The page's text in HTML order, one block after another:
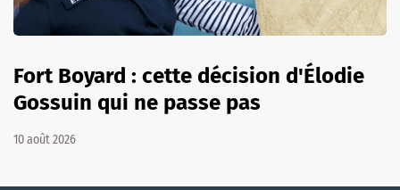
Fort Boyard : cette décision d'Élodie
Gossuin qui ne passe pas
10 août 2026